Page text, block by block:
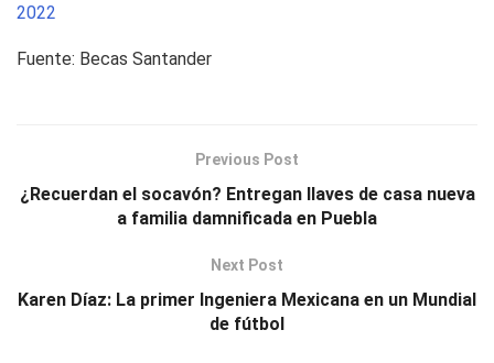
2022
Fuente: Becas Santander
Previous Post
¿Recuerdan el socavón? Entregan llaves de casa nueva
a familia damnificada en Puebla
Next Post
Karen Díaz: La primer Ingeniera Mexicana en un Mundial
de fútbol